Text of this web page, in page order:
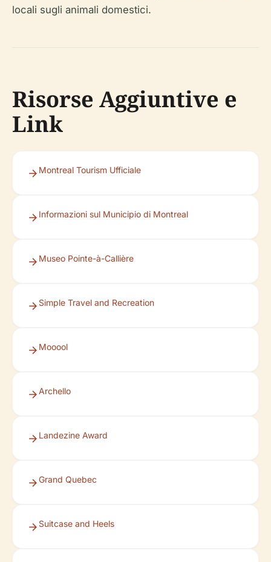
locali sugli animali domestici.
Risorse Aggiuntive e
Link
Montreal Tourism Ufficiale
Informazioni sul Municipio di Montreal
Museo Pointe-à-Callière
Simple Travel and Recreation
Mooool
Archello
Landezine Award
Grand Quebec
Suitcase and Heels